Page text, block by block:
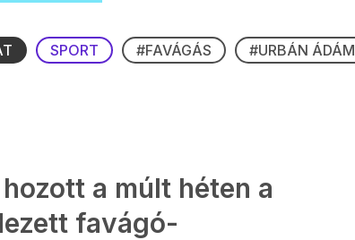
SPORT #FAVÁGÁS #URBÁN ÁDÁM
a múlt héten a
favágó-